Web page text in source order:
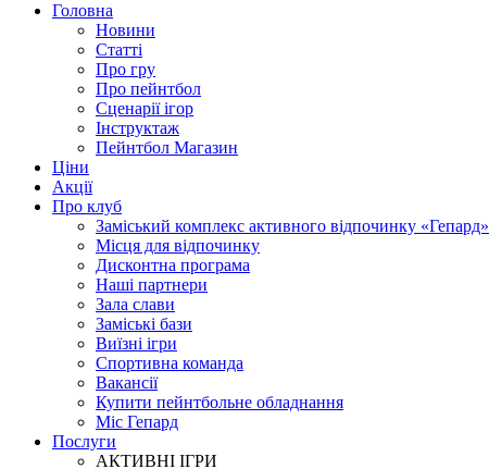
Головна
Новини
Статті
Про гру
Про пейнтбол
Сценарії ігор
Інструктаж
Пейнтбол Магазин
Ціни
Акції
Про клуб
Заміський комплекс активного відпочинку «Гепард»
Місця для відпочинку
Дисконтна програма
Наші партнери
Зала слави
Заміські бази
Виїзні ігри
Спортивна команда
Вакансії
Купити пейнтбольне обладнання
Міс Гепард
Послуги
АКТИВНІ ІГРИ